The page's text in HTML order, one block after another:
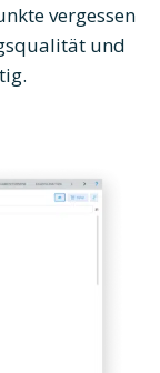
vergessen
und